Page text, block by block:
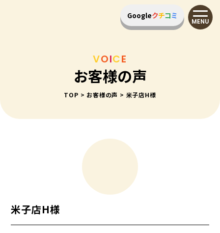
Googleクチコミ
MENU
VOICE
お客様の声
TOP > お客様の声 > 米子店H様
米子店H様